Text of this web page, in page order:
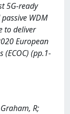
5G-ready
WDM
to deliver
European
(pp.1-
R;